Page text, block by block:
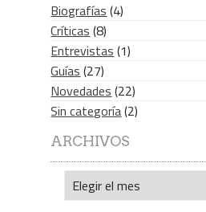
Biografías (4)
Críticas (8)
Entrevistas (1)
Guías (27)
Novedades (22)
Sin categoría(2)
ARCHIVOS
Archivos